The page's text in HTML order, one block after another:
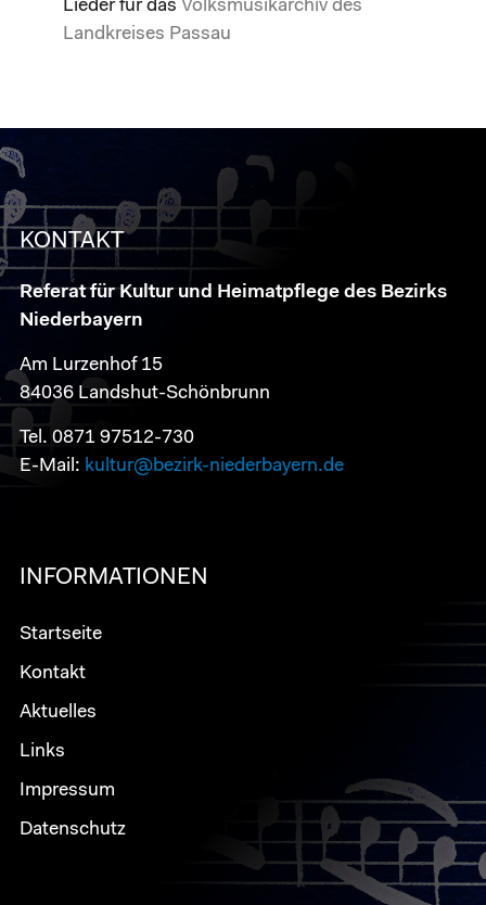
Lieder für das Volksmusikarchiv des
Landkreises Passau
KONTAKT
Referat für Kultur und Heimatpflege des Bezirks
Niederbayern
Am Lurzenhof 15
84036 Landshut-Schönbrunn
Tel. 0871 97512-730
E-Mail: kultur@bezirk-niederbayern.de
INFORMATIONEN
Startseite
Kontakt
Aktuelles
Links
Impressum
Datenschutz